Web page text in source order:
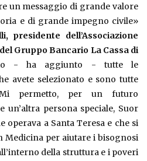
un messaggio di grande valore
e di grande impegno civile»
presidente dell’Associazione
Gruppo Bancario La Cassa di
- ha aggiunto - tutte le
avete selezionato e sono tutte
Mi permetto, per un futuro
un’altra persona speciale, Suor
operava a Santa Teresa e che si
Medicina per aiutare i bisognosi
della struttura e i poveri